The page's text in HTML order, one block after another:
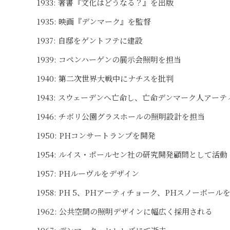
1933: 著書『文化はどうなる？』を出版
1935: 映画『デンマーク』を監督
1937: 自邸をゲントフテに建設
1939: コペンハーゲンの展示会照明を担当
1940: 第二次世界大戦中にナチスを批判
1943: スウェーデンへ亡命し、亡命デンマーク人アーテ
1946: チボリ公園グラスホールの照明設計を担当
1950: PHコンサートランプを開発
1954: ルイス・ポールセン社の研究開発顧問として活動
1957: PHルーヴルをデザイン
1958: PH 5、PHアーティチョーク、PHスノーボール
1962: 公共空間の照明デザインに幅広く採用される